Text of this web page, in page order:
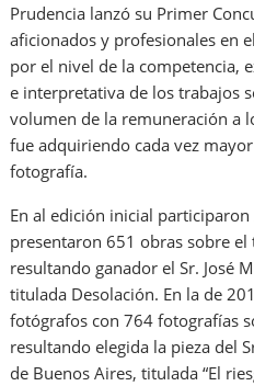
Prudencia lanzó su Primer
aficionados y profesionales en
por el nivel de la competencia,
e interpretativa de los trabajos
volumen de la remuneración a
fue adquiriendo cada vez
fotografía.
En al edición inicial
presentaron 651 obras sobre el
resultando ganador el Sr. José
titulada Desolación. En la de
fotógrafos con 764 fotografías
resultando elegida la pieza del
de Buenos Aires, titulada “El